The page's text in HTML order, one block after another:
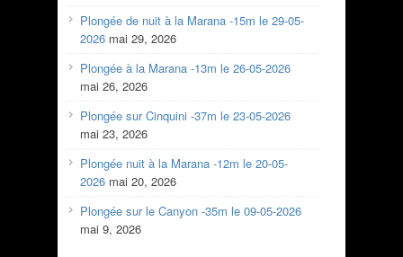
Plongée de nuit à la Marana -15m le 29-05-
2026 mai 29, 2026
Plongée à la Marana -13m le 26-05-2026
mai 26, 2026
Plongée sur Cinquini -37m le 23-05-2026
mai 23, 2026
Plongée nuit à la Marana -12m le 20-05-
2026 mai 20, 2026
Plongée sur le Canyon -35m le 09-05-2026
mai 9, 2026